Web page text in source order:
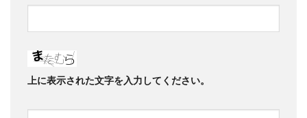
上に表示された文字を入力してください。